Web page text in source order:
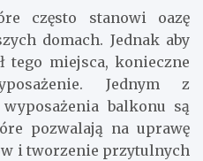
często stanowi oazę
domach. Jednak aby
tego miejsca, konieczne
Jednym z
balkonu są
pozwalają na uprawę
i tworzenie przytulnych